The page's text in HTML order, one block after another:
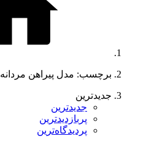
برچسب: مدل پیراهن مردانه
جدیدترین
جدیدترین
پربازدیدترین
پردیدگاه‌ترین